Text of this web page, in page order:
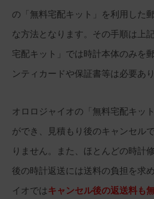
の「無料宅配キット」を利用した
な方法となります。その手順は上
宅配キット」では時計本体のみを
ンティカードや保証書等は必要あり
オロロジャイオの「無料宅配キッ
ができ、見積もり後のキャンセル
りません。また、ほとんどの時計
後の時計返送には送料の負担を求
イオではキャンセル後の返送料も